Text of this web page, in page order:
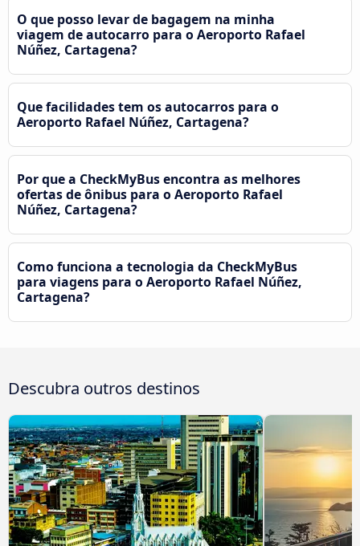
O que posso levar de bagagem na minha
viagem de autocarro para o Aeroporto Rafael
Núñez, Cartagena?
Que facilidades tem os autocarros para o
Aeroporto Rafael Núñez, Cartagena?
Por que a CheckMyBus encontra as melhores
ofertas de ônibus para o Aeroporto Rafael
Núñez, Cartagena?
Como funciona a tecnologia da CheckMyBus
para viagens para o Aeroporto Rafael Núñez,
Cartagena?
Descubra outros destinos